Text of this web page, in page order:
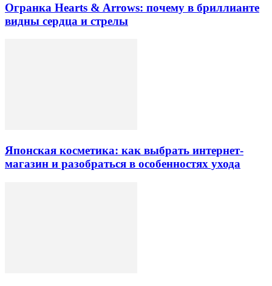
Огранка Hearts & Arrows: почему в бриллианте
видны сердца и стрелы
Японская косметика: как выбрать интернет-
магазин и разобраться в особенностях ухода